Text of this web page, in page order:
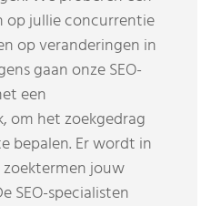
op jullie concurrentie
op veranderingen in
gaan onze SEO-
een
om het zoekgedrag
bepalen. Er wordt in
jouw
SEO-specialisten